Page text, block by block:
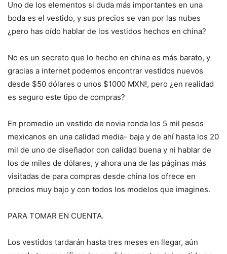
Uno de los elementos si duda más importantes en una
boda es el vestido, y sus precios se van por las nubes
¿pero has oído hablar de los vestidos hechos en china?
No es un secreto que lo hecho en china es más barato, y
gracias a internet podemos encontrar vestidos nuevos
desde $50 dólares o unos $1000 MXN!, pero ¿en realidad
es seguro este tipo de compras?
En promedio un vestido de novia ronda los 5 mil pesos
mexicanos en una calidad media- baja y de ahí hasta los 20
mil de uno de diseñador con calidad buena y ni hablar de
los de miles de dólares, y ahora una de las páginas más
visitadas de para compras desde china los ofrece en
precios muy bajo y con todos los modelos que imagines.
PARA TOMAR EN CUENTA.
Los vestidos tardarán hasta tres meses en llegar, aún